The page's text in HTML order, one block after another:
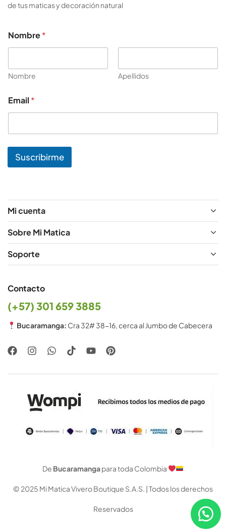
de tus maticas y decoración natural
m
a
l
N
b
r
E
Nombre*
Nombre Apellidos
Email *
Suscribirme
Mi cuenta
Sobre Mi Matica
Soporte
Contacto
(+57) 301 659 3885
Bucaramanga: Cra 32# 38-16, cerca al Jumbo de Cabecera
© 2025 Mi Matica Vivero Boutique S.A.S. | Todos los derechos
Reservados
De Bucaramangapara toda Colombia